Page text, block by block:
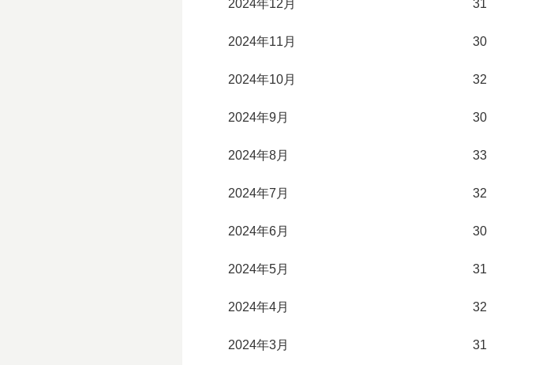
2024年12月 31
2024年11月 30
2024年10月 32
2024年9月 30
2024年8月 33
2024年7月 32
2024年6月 30
2024年5月 31
2024年4月 32
2024年3月 31